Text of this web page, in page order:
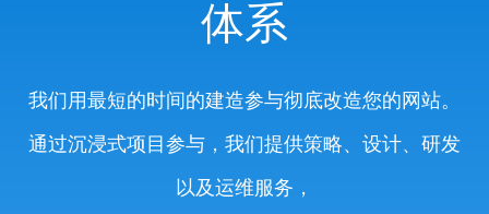
体系
我们用最短的时间的建造参与彻底改造您的网站。
通过沉浸式项目参与，我们提供策略、设计、研发
以及运维服务，